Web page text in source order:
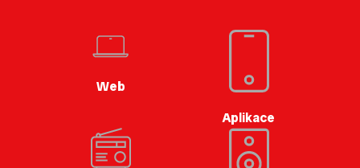
Web
Aplikace